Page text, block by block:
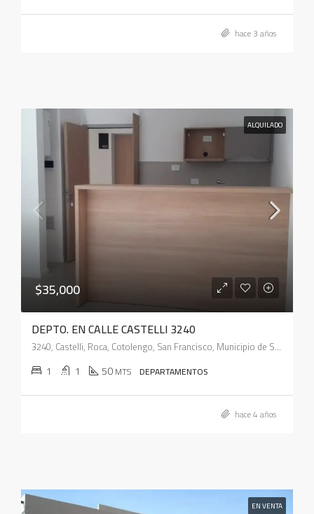
hace 3 años
ALQUILADO
$35,000
DEPTO. EN CALLE CASTELLI 3240
3240, Castelli, Roca, Cotolengo, San Francisco, Municipio de San Francisco, Pedanía Juárez Celman, Departamento San Justo, Córdoba, X2400, Argentina
1 1 50MTS DEPARTAMENTOS
hace 4 años
EN VENTA